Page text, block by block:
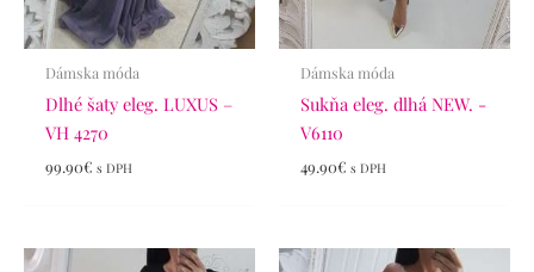
Dámska móda
Dlhé šaty eleg. LUXUS –
VH 4270
99.90€ s DPH
Dámska móda
Sukňa eleg. dlhá NEW. -
V6110
49.90€ s DPH